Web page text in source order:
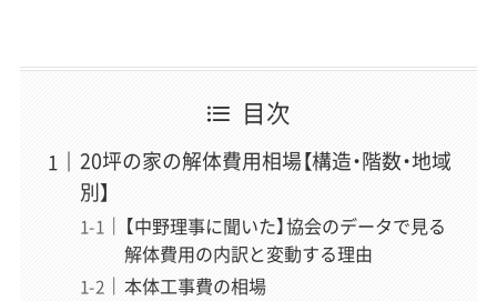
運営責任者
解体業界専門のWebメディアでWebディレクターとして6
年以上、企画・執筆・編集から500社以上の解体業者取材ま
で、メディア運営のあらゆる工程を経験。近年は解体の前
段にある空き家問題（管理・解体・補助金・税制）にも取材領
域を広げている。正しい情報が届かず困っている方を助け
たいという想いから、一個人の責任と情熱で「スッキリ解
体」を立ち上げ、全記事の編集に責任を持つ。
» 運営者情報とサイトの制作理念はこちら
目次
20坪の家の解体費用相場【構造・階数・地域
別】
【中野理事に聞いた】協会のデータで見る
解体費用の内訳と変動する理由
本体工事費の相場